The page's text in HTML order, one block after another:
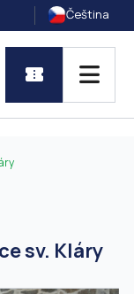
Čeština
sv. Kláry